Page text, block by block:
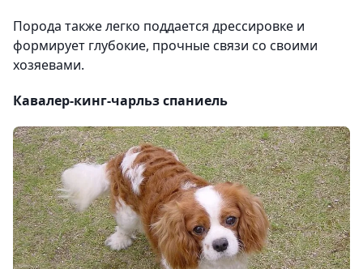
Порода также легко поддается дрессировке и
формирует глубокие, прочные связи со своими
хозяевами.
Кавалер-кинг-чарльз спаниель